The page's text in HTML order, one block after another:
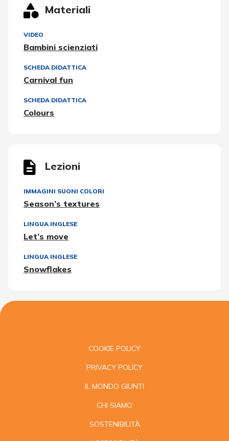
Materiali
VIDEO
Bambini scienziati
SCHEDA DIDATTICA
Carnival fun
SCHEDA DIDATTICA
Colours
Lezioni
IMMAGINI SUONI COLORI
Season’s textures
LINGUA INGLESE
Let’s move
LINGUA INGLESE
Snowflakes
COOKIE POLICY
PRIVACY POLICY
IL MONDO GIUNTI
CHI SIAMO
SOSTENIBILITÀ